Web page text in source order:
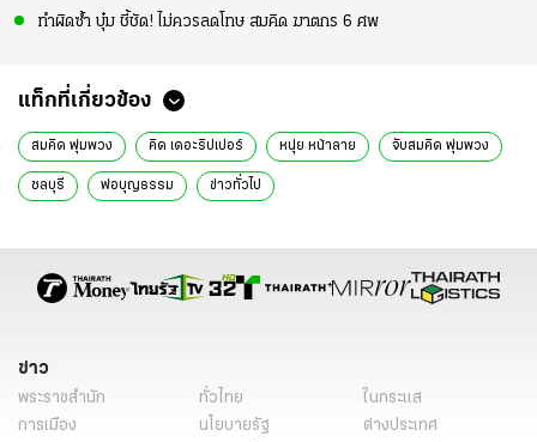
ทำผิดซ้ำ บุ๋ม ชี้ชัด! ไม่ควรลดโทษ สมคิด ฆาตกร 6 ศพ
แท็กที่เกี่ยวข้อง
สมคิด พุ่มพวง คิด เดอะริปเปอร์ หนุ่ย หน้าลาย จับสมคิด พุ่มพวง
ชลบุรี พ่อบุญธรรม ข่าวทั่วไป
ข่าว
พระราชสำนัก ทั่วไทย
ในกระแส
การเมือง
นโยบายรัฐ
ต่างประเทศ